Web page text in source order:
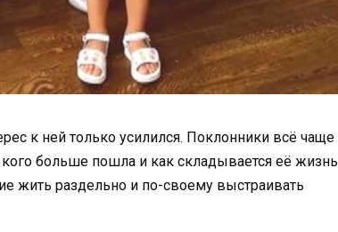
к ней только усилился. Поклонники всё чаще
больше пошла и как складывается её жизнь
жить раздельно и по-своему выстраивать